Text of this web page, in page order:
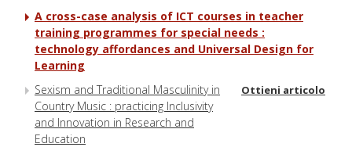
A cross-case analysis of ICT courses in teacher
training programmes for special needs :
technology affordances and Universal Design for
Learning
Sexism and Traditional Masculinity in
Country Music : practicing Inclusivity
and Innovation in Research and
Education
Ottieni articolo